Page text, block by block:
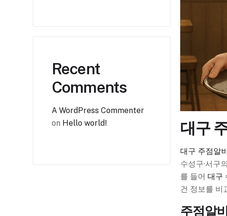
Recent
Comments
A WordPress Commenter
on Hello world! 대구
대구 주점알
수성구·서구
를 들어 대구
건 정보를 비
주점알